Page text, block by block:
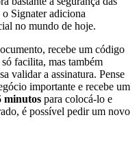
o Signater adiciona
no mundo de hoje.
recebe um código
facilita, mas também
validar a assinatura. Pense
importante e recebe um
minutos para colocá-lo e
é possível pedir um novo